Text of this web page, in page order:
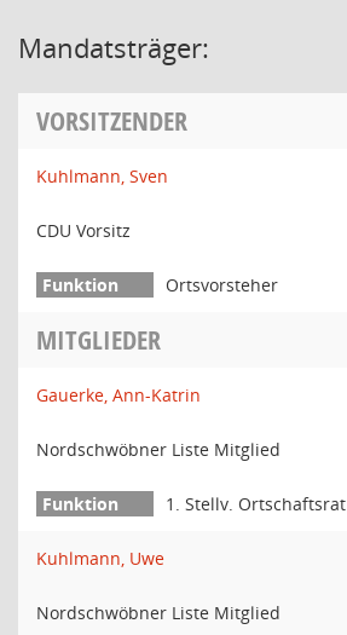
Mandatsträger:
VORSITZENDER
Kuhlmann, Sven
CDU Vorsitz
Ortsvorsteher
MITGLIEDER
Gauerke, Ann-Katrin
Nordschwöbner Liste Mitglied
1. Stellv. Ortschaftsrat
Kuhlmann, Uwe
Nordschwöbner Liste Mitglied